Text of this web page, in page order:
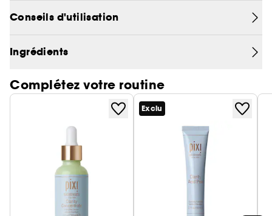
Énergisant, il est idéal pour la zone délicate du
contour des yeux pour un effet rafraîchissant
instantané !
Conseils d'utilisation
Ingrédients
Complétez votre routine
Exclu